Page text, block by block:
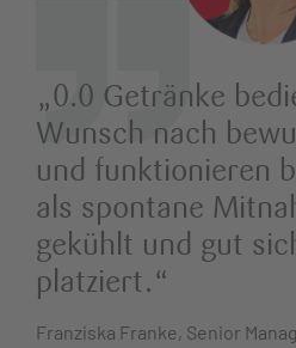
„0.0 Getränke
Wunsch nach
und funktionieren
als spontane
gekühlt und gut
platziert.“
Franziska Franke, Senior